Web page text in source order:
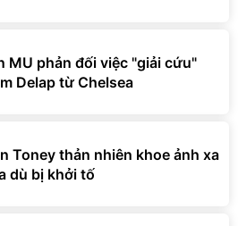
MU phản đối việc "giải cứu"
Delap từ Chelsea
Toney thản nhiên khoe ảnh xa
dù bị khởi tố